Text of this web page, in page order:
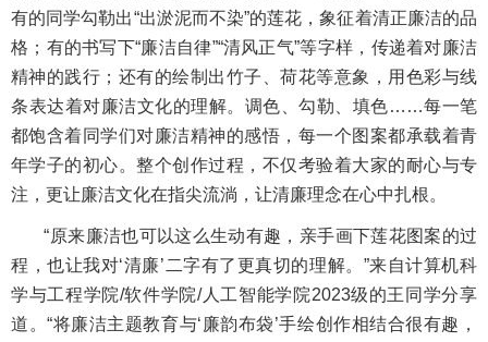
有的同学勾勒出“出淤泥而不染”的莲花，象征着清正廉洁的品
格；有的书写下“廉洁自律”“清风正气”等字样，传递着对廉洁
精神的践行；还有的绘制出竹子、荷花等意象，用色彩与线
条表达着对廉洁文化的理解。调色、勾勒、填色……每一笔
都饱含着同学们对廉洁精神的感悟，每一个图案都承载着青
年学子的初心。整个创作过程，不仅考验着大家的耐心与专
注，更让廉洁文化在指尖流淌，让清廉理念在心中扎根。
“原来廉洁也可以这么生动有趣，亲手画下莲花图案的过
程，也让我对‘清廉’二字有了更真切的理解。”来自计算机科
学与工程学院/软件学院/人工智能学院2023级的王同学分享
道。“将廉洁主题教育与‘廉韵布袋’手绘创作相结合很有趣，